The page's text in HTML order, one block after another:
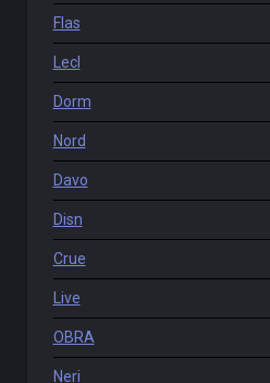
Flas
Lecl
Dorm
Nord
Davo
Disn
Crue
Live
OBRA
Neri